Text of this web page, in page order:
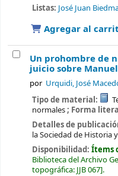
Listas: José Juan
Agregar al
Un prohombre de
juicio sobre
por Urquidi, José
Tipo de material:
normales; Forma
Detalles de
la Sociedad de Historia
Disponibilidad: Ítems
Biblioteca del Archivo
topográfica: JJB 067 .